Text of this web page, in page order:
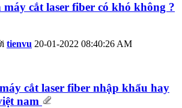
cắt laser fiber có khó không ?
tienvu 20-01-2022 08:40:26 AM
cắt laser fiber nhập khẩu hay
nam